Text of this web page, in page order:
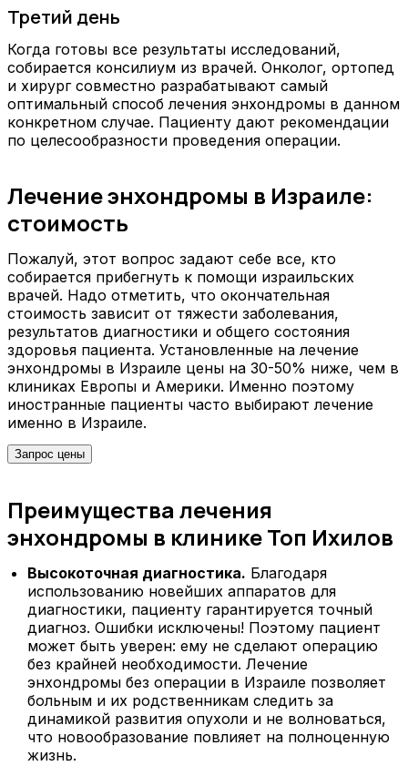
Третий день
Когда готовы все результаты исследований,
собирается консилиум из врачей. Онколог, ортопед
и хирург совместно разрабатывают самый
оптимальный способ лечения энхондромы в данном
конкретном случае. Пациенту дают рекомендации
по целесообразности проведения операции.
Лечение энхондромы в Израиле:
стоимость
Пожалуй, этот вопрос задают себе все, кто
собирается прибегнуть к помощи израильских
врачей. Надо отметить, что окончательная
стоимость зависит от тяжести заболевания,
результатов диагностики и общего состояния
здоровья пациента. Установленные на лечение
энхондромы в Израиле цены на 30-50% ниже, чем в
клиниках Европы и Америки. Именно поэтому
иностранные пациенты часто выбирают лечение
именно в Израиле.
Запрос цены
Преимущества лечения
энхондромы в клинике Топ Ихилов
Высокоточная диагностика. Благодаря
использованию новейших аппаратов для
диагностики, пациенту гарантируется точный
диагноз. Ошибки исключены! Поэтому пациент
может быть уверен: ему не сделают операцию
без крайней необходимости. Лечение
энхондромы без операции в Израиле позволяет
больным и их родственникам следить за
динамикой развития опухоли и не волноваться,
что новообразование повлияет на полноценную
жизнь.